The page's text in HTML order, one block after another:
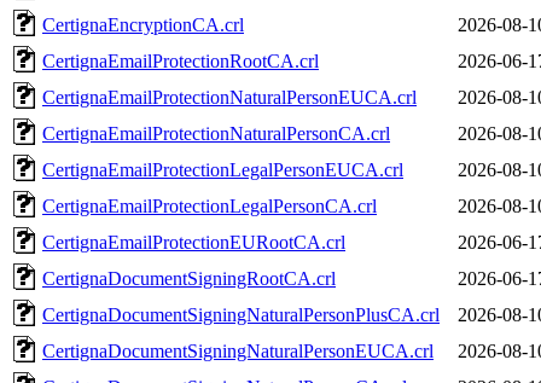
CertignaEncryptionCA.crl
2026-08-
CertignaEmailProtectionRootCA.crl
2026-06-
CertignaEmailProtectionNaturalPersonEUCA.crl
2026-08-
CertignaEmailProtectionNaturalPersonCA.crl
2026-08-
CertignaEmailProtectionLegalPersonEUCA.crl
2026-08-
CertignaEmailProtectionLegalPersonCA.crl
2026-08-
CertignaEmailProtectionEURootCA.crl
2026-06-
CertignaDocumentSigningRootCA.crl
2026-06-
CertignaDocumentSigningNaturalPersonPlusCA.crl
2026-08-
CertignaDocumentSigningNaturalPersonEUCA.crl
2026-08-